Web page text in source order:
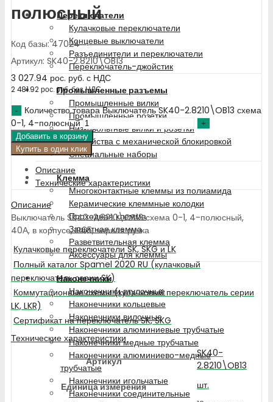
Переключатели
Кулачковые переключатели
Концевые выключатели
Разъединители и переключатели
Переключатель-джойстик
Промышленные разъемы
Промышленные вилки
Промышленные розетки
Низковольтные вилки и розетки
Устройства с механической блокировкой
Специальные наборы
Клемма
Многоконтактные клеммы из полиамида
Керамические клеммные колодки
Проходная клемма
Защитная клемма
Разветвительная клемма
Аксессуары для клеммы
Наконечники
Наконечники втулочные
Наконечники кольцевые
Наконечники вилочные
Наконечники алюминиевые трубчатые
Наконечники медные трубчатые
Наконечники алюминиево-медные
трубчатые
Наконечники игольчатые
Наконечники соединительные
полюсный
Код базы: 47024
Артикул: SK40-2.8210\OB13
3 027.94 рос. руб. с НДС
2 481.92рос. руб.без НДС
Количество товара Выключатель SK40-2.8210\OB13 схема
0-1, 4-полюсный
Добавить в корзину
Купить в один клик
Описание
Технические характеристики
Описание
Выключатель SK40-2.8210\OB13 схема 0-1, 4-полюсный,
40А, в корпусе, IP65, черная ручка
Кулачковые переключатели SK, SKG и LK
Полный каталог Spamel 2020 RU (кулачковый
переключатель серии SK)
Коммутационные схемы (кулачковый переключатель серии
LK, LKR)
Сертификат на переключатель SK, SKG
Технические характеристики
Артикул
SK40-
2.8210\OB13
Единица измерения
шт.